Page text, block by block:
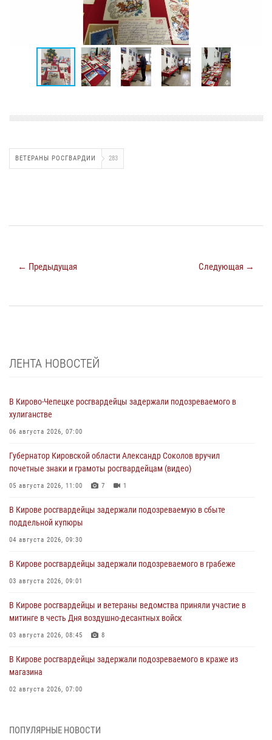
ВЕТЕРАНЫ РОСГВАРДИИ 283
← Предыдущая Следующая →
ЛЕНТА НОВОСТЕЙ
В Кирово-Чепецке росгвардейцы задержали подозреваемого в
хулиганстве
06 августа 2026, 07:00
Губернатор Кировской области Александр Соколов вручил
почетные знаки и грамоты росгвардейцам (видео)
05 августа 2026, 11:00 7 1
В Кирове росгвардейцы задержали подозреваемую в сбыте
поддельной купюры
04 августа 2026, 09:30
В Кирове росгвардейцы задержали подозреваемого в грабеже
03 августа 2026, 09:01
В Кирове росгвардейцы и ветераны ведомства приняли участие в
митинге в честь Дня воздушно-десантных войск
03 августа 2026, 08:45 8
В Кирове росгвардейцы задержали подозреваемого в краже из
магазина
02 августа 2026, 07:00
Российской Федерации
ПОПУЛЯРНЫЕ НОВОСТИ